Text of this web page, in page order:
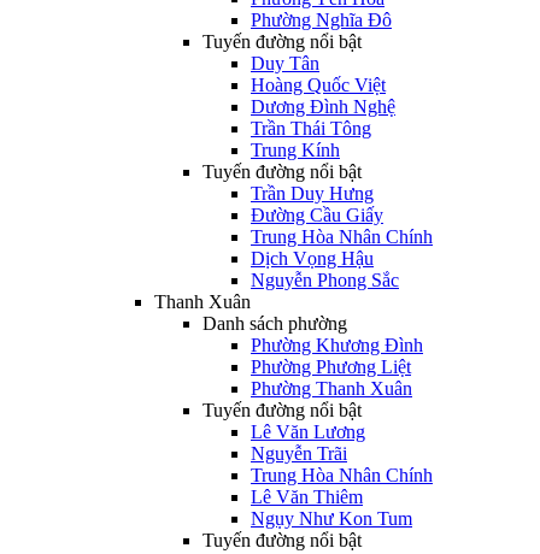
Phường Nghĩa Đô
Tuyến đường nổi bật
Duy Tân
Hoàng Quốc Việt
Dương Đình Nghệ
Trần Thái Tông
Trung Kính
Tuyến đường nổi bật
Trần Duy Hưng
Đường Cầu Giấy
Trung Hòa Nhân Chính
Dịch Vọng Hậu
Nguyễn Phong Sắc
Thanh Xuân
Danh sách phường
Phường Khương Đình
Phường Phương Liệt
Phường Thanh Xuân
Tuyến đường nổi bật
Lê Văn Lương
Nguyễn Trãi
Trung Hòa Nhân Chính
Lê Văn Thiêm
Ngụy Như Kon Tum
Tuyến đường nổi bật